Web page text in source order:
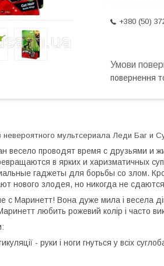
+380 (50)
повернення
невероятного мультсериала Леди Баг и
весело проводят время с друзьями и
в ярких и харизматичных
гаджеты для борьбы со злом.
нового злодея, но никогда не
с Маринетт! Вона дуже мила і весела
любить рожевий колір і часто
- руки і ноги гнуться у всіх